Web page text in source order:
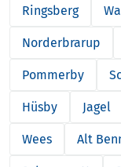
Ringsberg
Norderbrarup
Pommerby
Hüsby Jagel
Wees Alt